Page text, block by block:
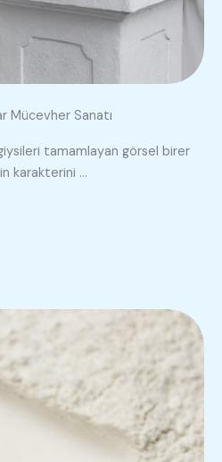
Mücevher Sanatı
tamamlayan görsel birer
karakterini ...